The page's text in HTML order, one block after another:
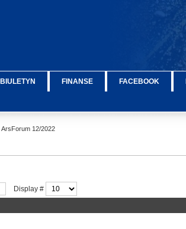
BIULETYN FINANSE FACEBOOK
ArsForum 12/2022
Display #